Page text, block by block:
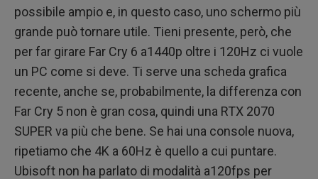
possibile ampio e, in questo caso, uno schermo più
grande può tornare utile. Tieni presente, però, che
per far girare Far Cry 6 a1440p oltre i 120Hz ci vuole
un PC come si deve. Ti serve una scheda grafica
recente, anche se, probabilmente, la differenza con
Far Cry 5 non è gran cosa, quindi una RTX 2070
SUPER va più che bene. Se hai una console nuova,
ripetiamo che 4K a 60Hz è quello a cui puntare.
Ubisoft non ha parlato di modalità a120fps per